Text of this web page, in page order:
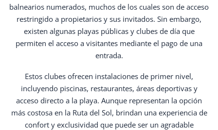
balnearios numerados, muchos de los cuales son de acceso
restringido a propietarios y sus invitados. Sin embargo,
existen algunas playas públicas y clubes de día que
permiten el acceso a visitantes mediante el pago de una
entrada.
Estos clubes ofrecen instalaciones de primer nivel,
incluyendo piscinas, restaurantes, áreas deportivas y
acceso directo a la playa. Aunque representan la opción
más costosa en la Ruta del Sol, brindan una experiencia de
confort y exclusividad que puede ser un agradable